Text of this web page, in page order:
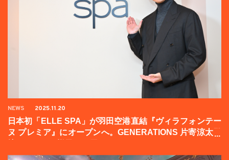
NEWS 2025.11.20
日本初「ELLE SPA」が羽田空港直結『ヴィラフォンテー
ヌ プレミア』にオープンへ。GENERATIONS 片寄涼太登